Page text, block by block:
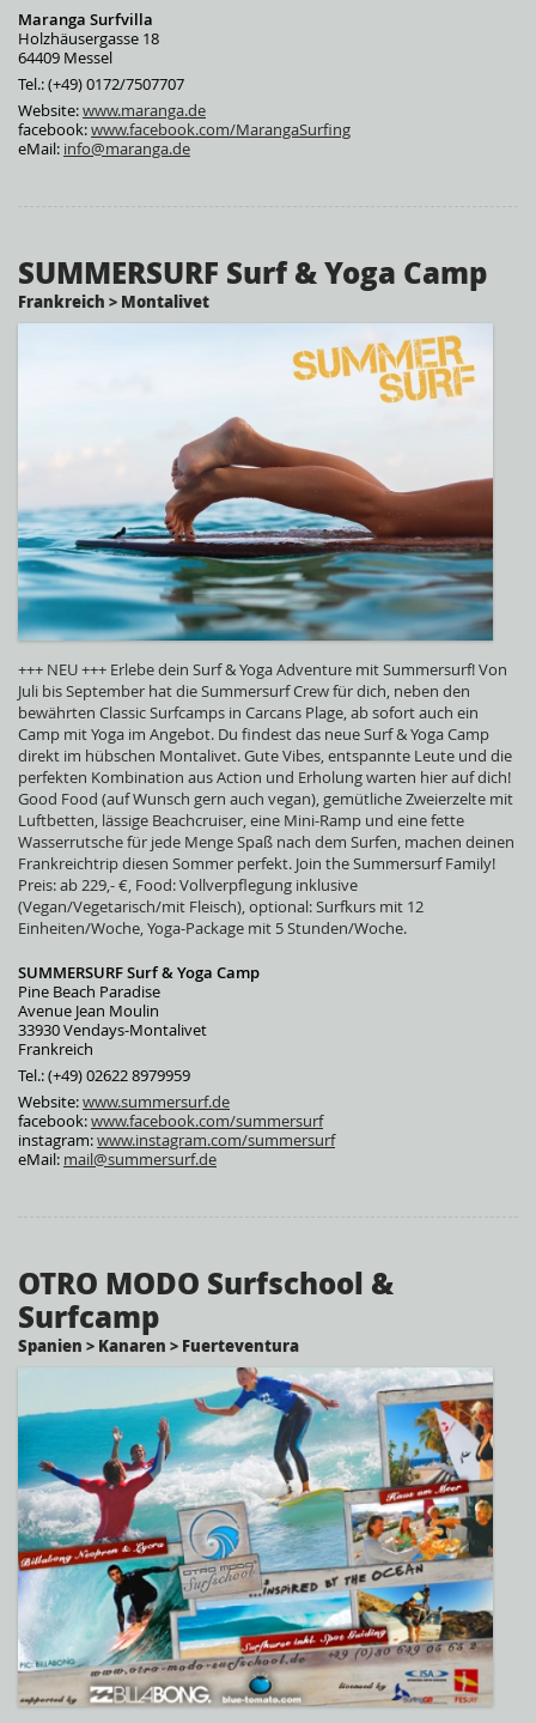
Maranga Surfvilla
Holzhäusergasse 18
64409 Messel
Tel.: (+49) 0172/7507707
Website:www.maranga.de
facebook:www.facebook.com/MarangaSurfing
eMail: info@maranga.de
SUMMERSURF Surf & Yoga Camp
Frankreich > Montalivet
+++ NEU +++ Erlebe dein Surf & Yoga Adventure mit Summersurf! Von
Juli bis September hat die Summersurf Crew für dich, neben den
bewährten Classic Surfcamps in Carcans Plage, ab sofort auch ein
Camp mit Yoga im Angebot. Du findest das neue Surf & Yoga Camp
direkt im hübschen Montalivet. Gute Vibes, entspannte Leute und die
perfekten Kombination aus Action und Erholung warten hier auf dich!
Good Food (auf Wunsch gern auch vegan), gemütliche Zweierzelte mit
Luftbetten, lässige Beachcruiser, eine Mini-Ramp und eine fette
Wasserrutsche für jede Menge Spaß nach dem Surfen, machen deinen
Frankreichtrip diesen Sommer perfekt. Join the Summersurf Family!
Preis: ab 229,- €, Food: Vollverpflegung inklusive
(Vegan/Vegetarisch/mit Fleisch), optional: Surfkurs mit 12
Einheiten/Woche, Yoga-Package mit 5 Stunden/Woche.
SUMMERSURF Surf & Yoga Camp
Pine Beach Paradise
Avenue Jean Moulin
33930 Vendays-Montalivet
Frankreich
Tel.: (+49) 02622 8979959
Website:www.summersurf.de
facebook:www.facebook.com/summersurf
instagram:www.instagram.com/summersurf
eMail: mail@summersurf.de
OTRO MODO Surfschool &
Surfcamp
Spanien > Kanaren > Fuerteventura